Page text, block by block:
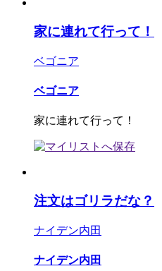
家に連れて行って！
ベゴニア
ベゴニア
家に連れて行って！
注文はゴリラだな？
ナイデン内田
ナイデン内田